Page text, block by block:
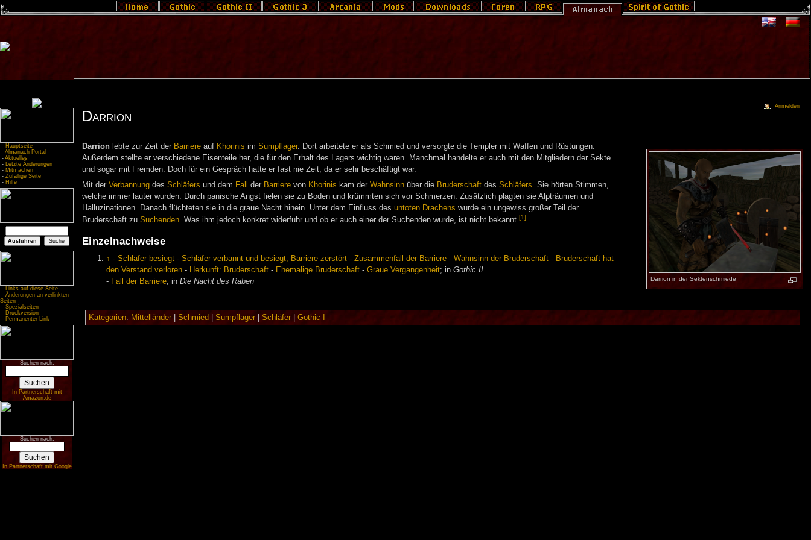
- Hauptseite
- Almanach-Portal
- Aktuelles
- Letzte Änderungen
- Mitmachen
- Zufällige Seite
- Hilfe
- Links auf diese Seite
- Änderungen an verlinkten
Seiten
- Spezialseiten
- Druckversion
- Permanenter Link
Suchen nach:
In Partnerschaft mit
Amazon.de
Suchen nach:
In Partnerschaft mit Google
Darrion
Darrion in der Sektenschmiede
Darrionlebte zur Zeit der Barriereauf Khorinis im Sumpflager. Dort arbeitete er als Schmied und versorgte die Templer mit Waffen und Rüstungen.
Außerdem stellte er verschiedene Eisenteile her, die für den Erhalt des Lagers wichtig waren. Manchmal handelte er auch mit den Mitgliedern der Sekte
und sogar mit Fremden. Doch für ein Gespräch hatte er fast nie Zeit, da er sehr beschäftigt war.
Mit der Verbannungdes Schläfers und dem Fall der Barrierevon Khorinis kam der Wahnsinnüber die Bruderschaftdes Schläfers . Sie hörten Stimmen,
welche immer lauter wurden. Durch panische Angst fielen sie zu Boden und krümmten sich vor Schmerzen. Zusätzlich plagten sie Alpträumen und
Halluzinationen. Danach flüchteten sie in die graue Nacht hinein. Unter dem Einfluss des untoten Drachens wurde ein ungewiss großer Teil der
Bruderschaft zu Suchenden. Was ihm jedoch konkret widerfuhr und ob er auch einer der Suchenden wurde, ist nicht bekannt.[1]
Einzelnachweise
↑ -Schläfer besiegt -Schläfer verbannt und besiegt, Barriere zerstört -Zusammenfall der Barriere -Wahnsinn der Bruderschaft - Bruderschaft hat
den Verstand verloren - Herkunft: Bruderschaft - Ehemalige Bruderschaft -Graue Vergangenheit; inGothic II
- Fall der Barriere; inDie Nacht des Raben
Kategorien: Mittelländer| Schmied Sumpflager| Schläfer| Gothic I
Anmelden